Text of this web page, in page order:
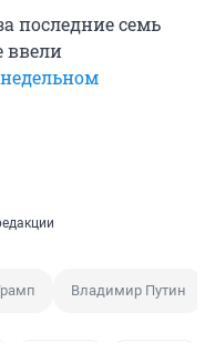
последние семь
ввели
Владимир Путин